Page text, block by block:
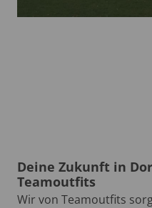
Deine Zukunft in
Teamoutfits
Wir von Teamoutfits